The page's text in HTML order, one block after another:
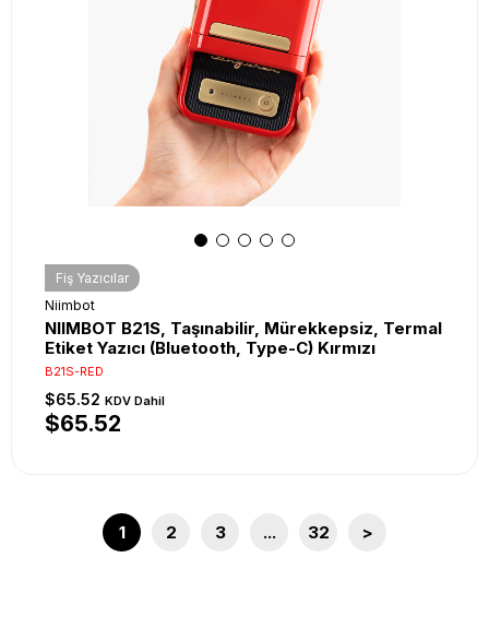
Fiş Yazıcılar
Niimbot
NIIMBOT B21S, Taşınabilir, Mürekkepsiz, Termal
Etiket Yazıcı (Bluetooth, Type-C) Kırmızı
B21S-RED
$65.52 KDV Dahil
$65.52
1 2 3 ... 32 >